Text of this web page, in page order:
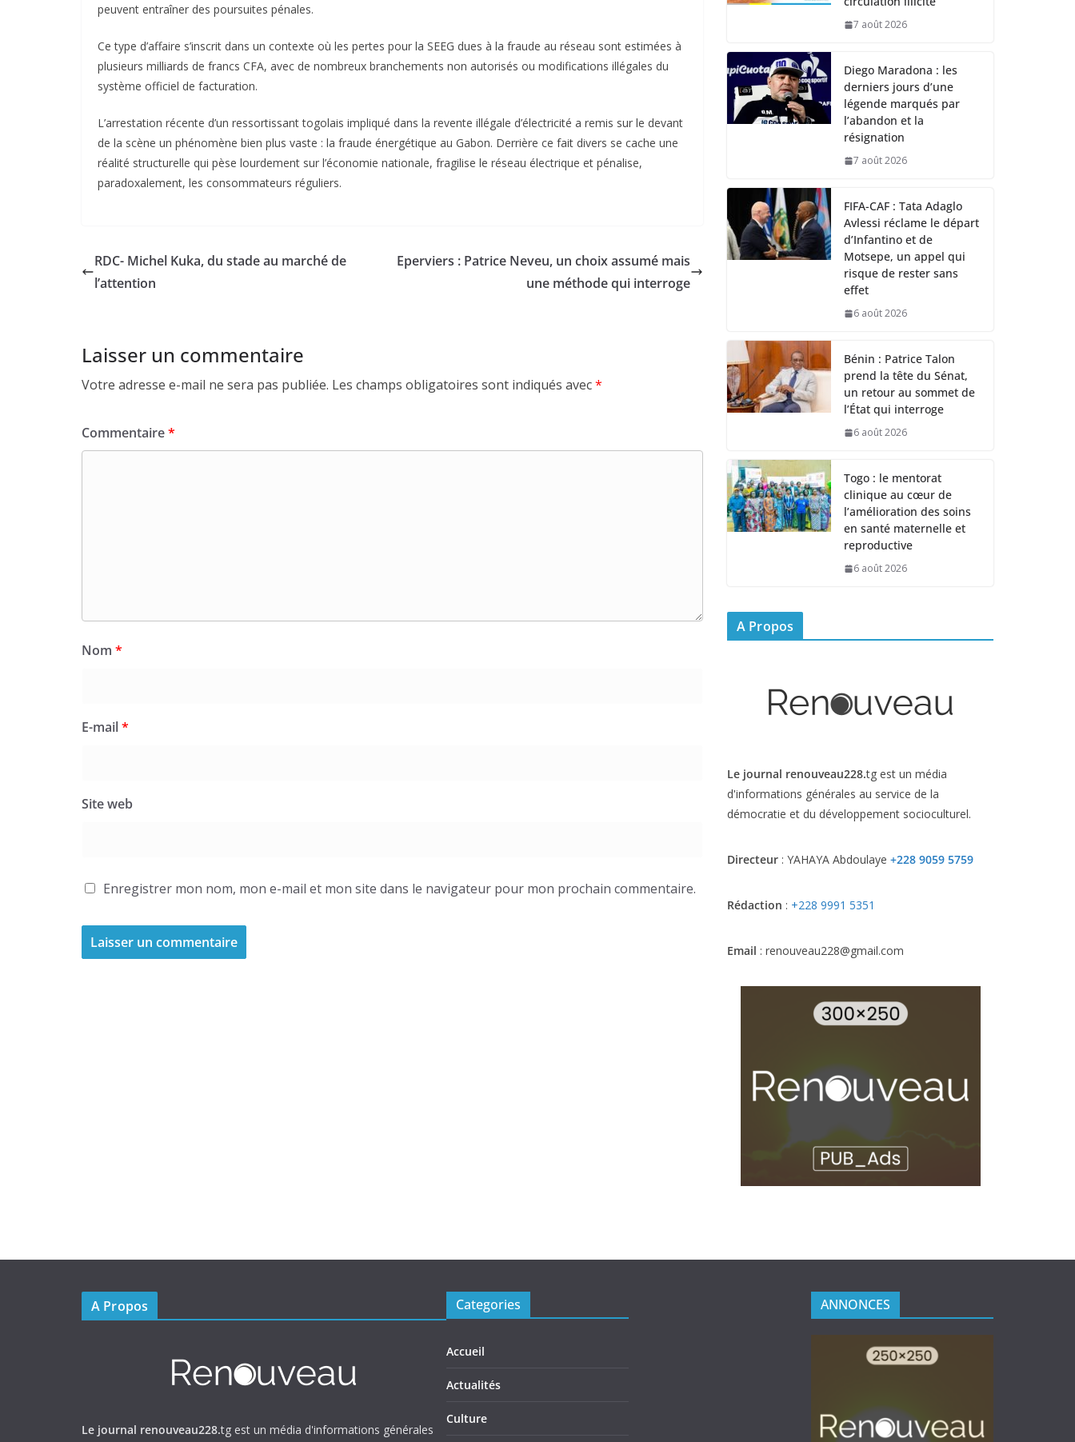
peuvent entraîner des poursuites pénales.
Ce type d’affaire s’inscrit dans un contexte où les pertes pour la SEEG dues à la fraude au réseau sont estimées à
plusieurs milliards de francs CFA, avec de nombreux branchements non autorisés ou modifications illégales du
système officiel de facturation.
L’arrestation récente d’un ressortissant togolais impliqué dans la revente illégale d’électricité a remis sur le devant
de la scène un phénomène bien plus vaste : la fraude énergétique au Gabon. Derrière ce fait divers se cache une
réalité structurelle qui pèse lourdement sur l’économie nationale, fragilise le réseau électrique et pénalise,
paradoxalement, les consommateurs réguliers.
RDC- Michel Kuka, du stade au marché de
l’attention
Eperviers : Patrice Neveu, un choix assumé mais
une méthode qui interroge
Laisser un commentaire
Votre adresse e-mail ne sera pas publiée. Les champs obligatoires sont indiqués avec*
Commentaire*
Nom *
E-mail*
Site web
Enregistrer mon nom, mon e-mail et mon site dans le navigateur pour mon prochain commentaire.
7 août 2026
Diego Maradona : les
derniers jours d’une
légende marqués par
l’abandon et la
résignation
7 août 2026
FIFA-CAF : Tata Adaglo
Avlessi réclame le départ
d’Infantino et de
Motsepe, un appel qui
risque de rester sans
effet
6 août 2026
Bénin : Patrice Talon
prend la tête du Sénat,
un retour au sommet de
l’État qui interroge
6 août 2026
Togo : le mentorat
clinique au cœur de
l’amélioration des soins
en santé maternelle et
reproductive
6 août 2026
A Propos
Le journal renouveau228.tg est un média
d'informations générales au service de la
démocratie et du développement socioculturel.
Directeur : YAHAYA Abdoulaye +228 9059 5759
Rédaction : +228 9991 5351
Email : renouveau228@gmail.com
A Propos
Le journal renouveau228.tg est un média d'informations générales
Categories
Accueil
Actualités
Culture
ANNONCES